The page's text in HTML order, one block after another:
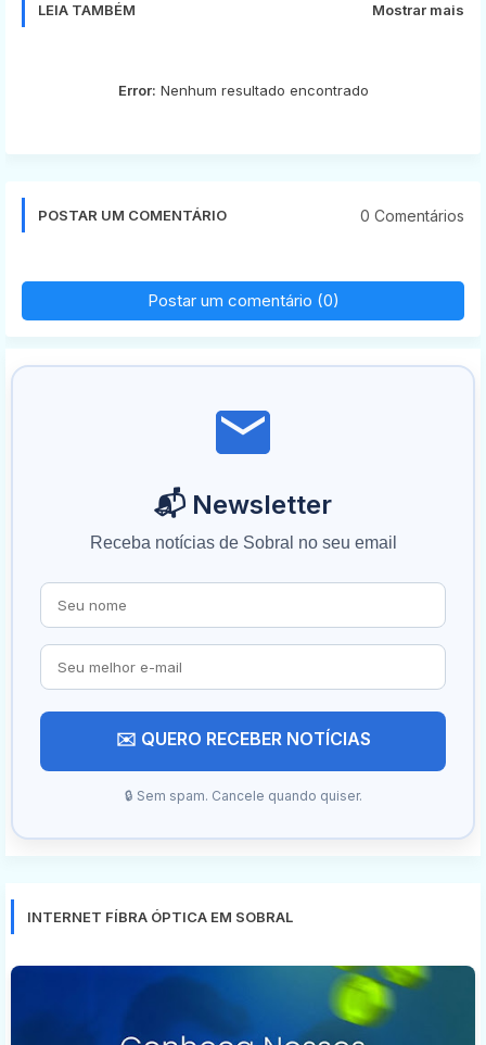
LEIA TAMBÉM Mostrar mais
Error: Nenhum resultado encontrado
POSTAR UM COMENTÁRIO 0 Comentários
Postar um comentário (0)
📬 Newsletter
Receba notícias de Sobral no seu email
✉️ QUERO RECEBER NOTÍCIAS
🔒 Sem spam. Cancele quando quiser.
INTERNET FÍBRA ÓPTICA EM SOBRAL